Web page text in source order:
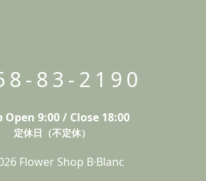
83-2190
Open 9:00 / Close 18:00
定休日（不定休）
Flower Shop B·Blanc